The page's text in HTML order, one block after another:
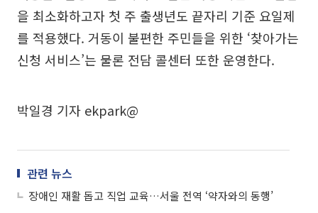
을 최소화하고자 첫 주 출생년도 끝자리 기준 요일제
를 적용했다. 거동이 불편한 주민들을 위한 ‘찾아가는
신청 서비스’는 물론 전담 콜센터 또한 운영한다.
박일경 기자 ekpark@
관련 뉴스
장애인 재활 돕고 직업 교육…서울 전역 ‘약자와의 동행’